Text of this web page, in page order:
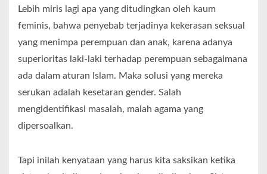
Lebih miris lagi apa yang ditudingkan oleh kaum
feminis, bahwa penyebab terjadinya kekerasan seksual
yang menimpa perempuan dan anak, karena adanya
superioritas laki-laki terhadap perempuan sebagaimana
ada dalam aturan Islam. Maka solusi yang mereka
serukan adalah kesetaran gender. Salah
mengidentifikasi masalah, malah agama yang
dipersoalkan.
Tapi inilah kenyataan yang harus kita saksikan ketika